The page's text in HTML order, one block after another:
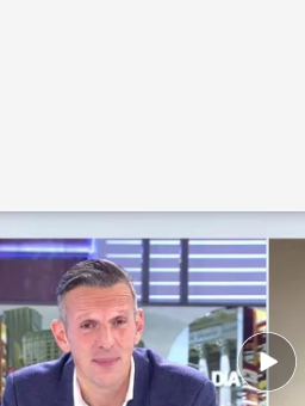
Cuatro al día
04 FEB 2021 - 19:59h.
Las reestricciones